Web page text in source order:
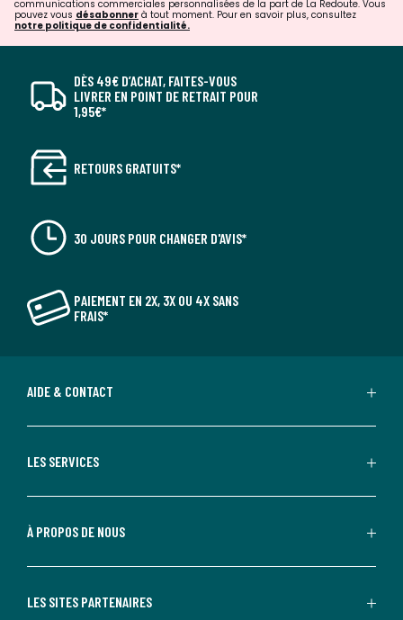
communications commerciales personnalisées de la part de La Redoute. Vous
pouvez vous désabonner à tout moment. Pour en savoir plus, consultez
notre politique de confidentialité.
DÈS 49€ D’ACHAT, FAITES-VOUS
LIVRER EN POINT DE RETRAIT POUR
1,95€*
RETOURS GRATUITS*
30 JOURS POUR CHANGER D'AVIS*
PAIEMENT EN 2X, 3X OU 4X SANS
FRAIS*
AIDE & CONTACT
LES SERVICES
À PROPOS DE NOUS
LES SITES PARTENAIRES